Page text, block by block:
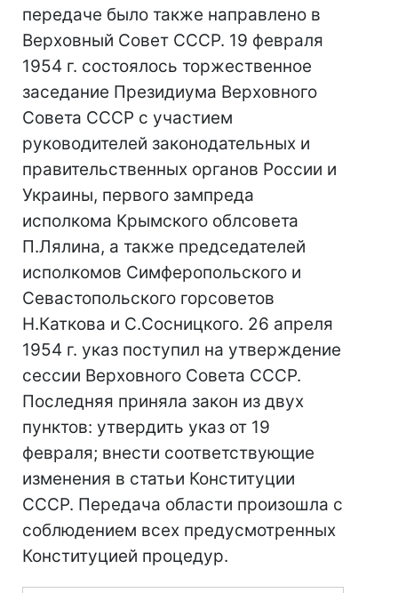
передаче было также направлено в
Верховный Совет СССР. 19 февраля
1954 г. состоялось торжественное
заседание Президиума Верховного
Совета СССР с участием
руководителей законодательных и
правительственных органов России и
Украины, первого зампреда
исполкома Крымского облсовета
П.Лялина, а также председателей
исполкомов Симферопольского и
Севастопольского горсоветов
Н.Каткова и С.Сосницкого. 26 апреля
1954 г. указ поступил на утверждение
сессии Верховного Совета СССР.
Последняя приняла закон из двух
пунктов: утвердить указ от 19
февраля; внести соответствующие
изменения в статьи Конституции
СССР. Передача области произошла с
соблюдением всех предусмотренных
Конституцией процедур.